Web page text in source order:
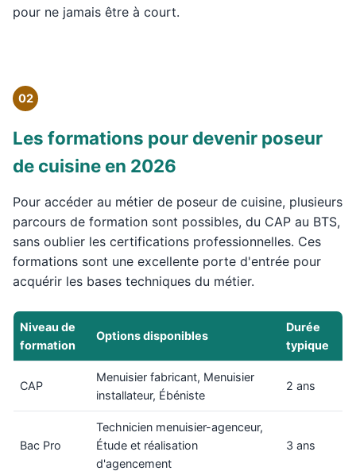
pour ne jamais être à court.
02
Les formations pour devenir poseur
de cuisine en 2026
Pour accéder au métier de poseur de cuisine, plusieurs
parcours de formation sont possibles, du CAP au BTS,
sans oublier les certifications professionnelles. Ces
formations sont une excellente porte d'entrée pour
acquérir les bases techniques du métier.
Niveau de
formation
Options disponibles
Durée
typique
CAP
Menuisier fabricant, Menuisier
installateur, Ébéniste
2 ans
Bac Pro
Technicien menuisier-agenceur,
Étude et réalisation
d'agencement
3 ans